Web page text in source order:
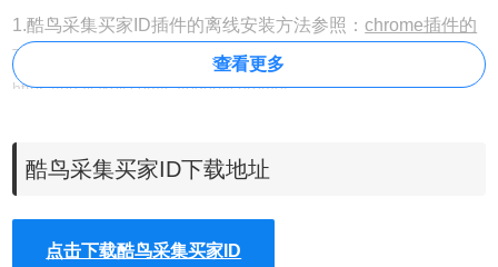
1.酷鸟采集买家ID插件的离线安装方法参照：chrome插件的
离线安装方法
chrome浏览器下载
https://huajiakeji.com/category/chrome/。
查看更多
酷鸟采集买家ID下载地址
点击下载酷鸟采集买家ID